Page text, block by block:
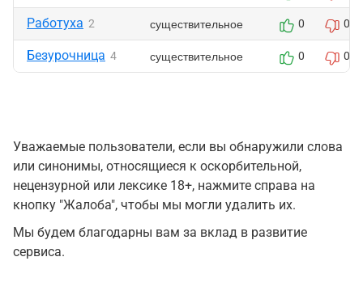
Работуха 2 существительное 0 0
Безурочница 4 существительное 0 0
Уважаемые пользователи, если вы обнаружили слова
или синонимы, относящиеся к оскорбительной,
нецензурной или лексике 18+, нажмите справа на
кнопку "Жалоба", чтобы мы могли удалить их.
Мы будем благодарны вам за вклад в развитие
сервиса.